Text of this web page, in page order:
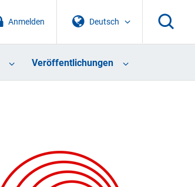
Deutsch
Anmelden
Veröffentlichungen